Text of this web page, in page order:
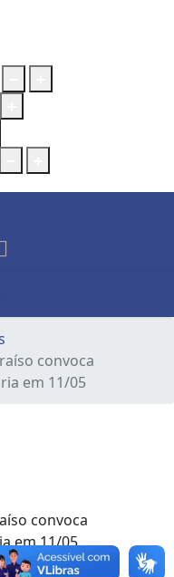
convoca
em 11/05